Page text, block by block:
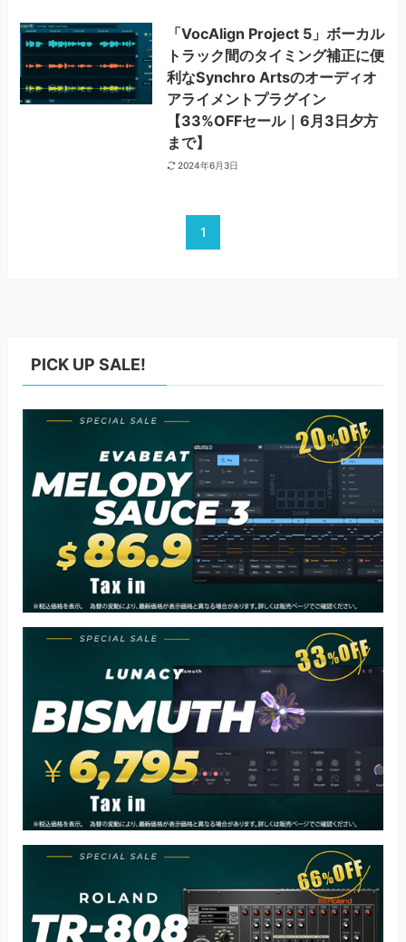
「VocAlign Project 5」ボーカル
トラック間のタイミング補正に便
利なSynchro Artsのオーディオ
アライメントプラグイン
【33%OFFセール｜6月3日夕方
まで】
2024年6月3日
1
PICK UP SALE!